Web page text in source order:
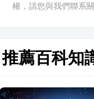
權，請您與我們聯系
推薦百科知